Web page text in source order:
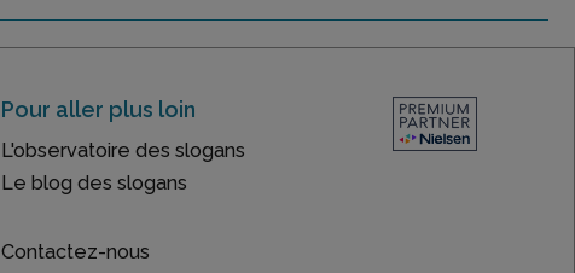
Pour aller plus loin
L'observatoire des slogans
Le blog des slogans
Contactez-nous